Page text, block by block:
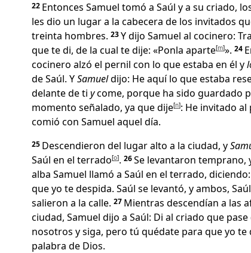
22 Entonces Samuel tomó a Saúl y a su criado,
les dio un lugar a la cabecera de los invitados
treinta hombres. 23Y dijo Samuel al cocinero:
que te di, de la cual te dije: «Ponla aparte[m]». 24
cocinero alzó el pernil con lo que estaba en él y
de Saúl. YSamueldijo: He aquí lo que estaba
delante de ti ycome, porque ha sido guardado
momento señalado, ya que dije[n]: He invitado al
comió con Samuel aquel día.
25 Descendieron del lugar alto a la ciudad, y
Saúl en el terrado[o]. 26Se levantaron temprano,
alba Samuel llamó a Saúl en el terrado,
que yo te despida. Saúl se levantó, y ambos, Saúl
salieron a la calle. 27 Mientras descendían a las
ciudad, Samuel dijo a Saúl: Di al criado que
nosotros y siga, pero tú quédate para que yo te
palabra de Dios.